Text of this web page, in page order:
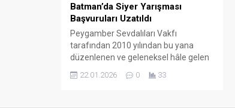
Batman’da Siyer Yarışması
Başvuruları Uzatıldı
Peygamber Sevdalıları Vakfı
tarafından 2010 yılından bu yana
düzenlenen ve geleneksel hâle gelen
gerçekleştirilecek. “Kaybedeni
22.01.2026 0 33